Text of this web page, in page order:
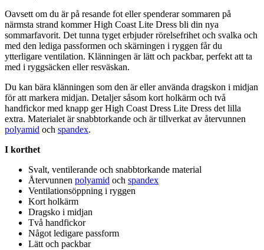
Oavsett om du är på resande fot eller spenderar sommaren på
närmsta strand kommer High Coast Lite Dress bli din nya
sommarfavorit. Det tunna tyget erbjuder rörelsefrihet och svalka och
med den lediga passformen och skärningen i ryggen får du
ytterligare ventilation. Klänningen är lätt och packbar, perfekt att ta
med i ryggsäcken eller resväskan.
Du kan bära klänningen som den är eller använda dragskon i midjan
för att markera midjan. Detaljer såsom kort holkärm och två
handfickor med knapp ger High Coast Dress Lite Dress det lilla
extra. Materialet är snabbtorkande och är tillverkat av återvunnen
polyamid och spandex.
I korthet
Svalt, ventilerande och snabbtorkande material
Återvunnen polyamid och spandex
Ventilationsöppning i ryggen
Kort holkärm
Dragsko i midjan
Två handfickor
Något ledigare passform
Lätt och packbar